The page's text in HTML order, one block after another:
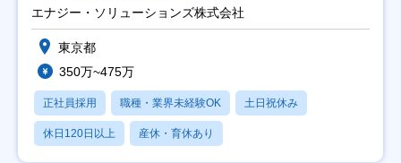
エナジー・ソリューションズ株式会社
東京都
350万~475万
正社員採用 職種・業界未経験OK 土日祝休み
休日120日以上 産休・育休あり